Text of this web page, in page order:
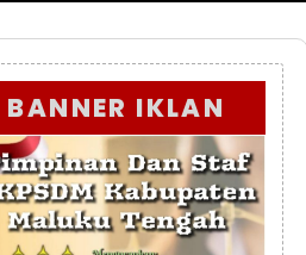
BANNER IKLAN